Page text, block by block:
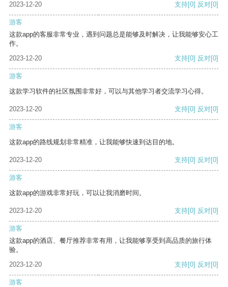
2023-12-20 支持[0] 反对[0]
游客
这款app的客服非常专业，遇到问题总是能够及时解决，让我能够安心工
作。
2023-12-20
支持[0] 反对[0]
游客
这款学习软件的社区氛围非常好，可以与其他学习者交流学习心得。
2023-12-20 支持[0] 反对[0]
游客
这款app的路线规划非常精准，让我能够快速到达目的地。
2023-12-20 支持[0] 反对[0]
游客
这款app的游戏非常好玩，可以让我消磨时间。
2023-12-20 支持[0] 反对[0]
游客
这款app的酒店、餐厅推荐非常有用，让我能够享受到高品质的旅行体
验。
2023-12-20
支持[0] 反对[0]
游客